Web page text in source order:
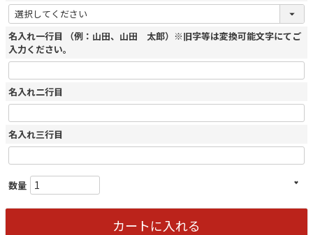
名入れ一行目 （例：山田、山田 太郎）※旧字等は変換可能文字にてご
入力ください。
名入れ二行目
名入れ三行目
カートに入れる